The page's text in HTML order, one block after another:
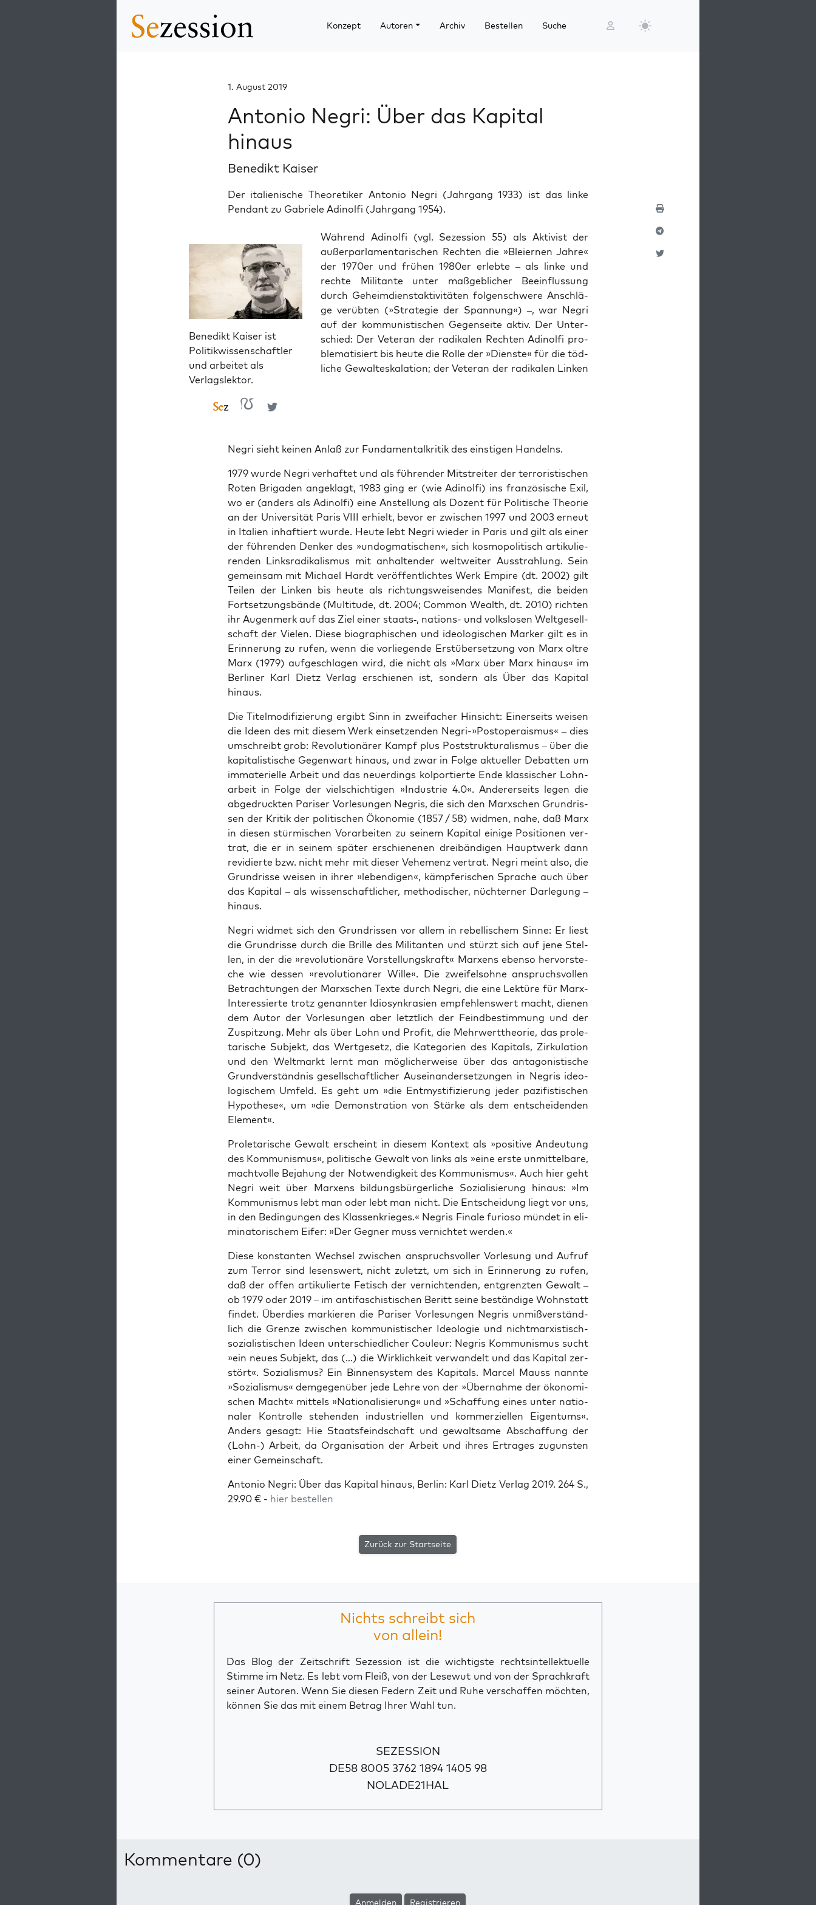
Konzept Autoren Archiv Bestellen Suche
1. August 2019
Antonio Negri: Über das Kapital
hinaus
Benedikt Kaiser
Der italienische Theoretiker Antonio Negri (Jahrgang 1933) ist das linke
Pendant zu Gabriele Adinolfi (Jahrgang 1954).
Benedikt Kaiser ist
Politikwissenschaftler
und arbeitet als
Verlagslektor.
Wäh­rend Adi­nol­fi (vgl. Sezes­si­on 55) als Akti­vist der
außer­par­la­men­ta­ri­schen Rech­ten die »Blei­er­nen Jah­re«
der 1970er und frü­hen 1980er erleb­te – als lin­ke und
rech­te Mili­tan­te unter maß­geb­li­cher Beein­flus­sung
durch Geheim­dienst­ak­ti­vi­tä­ten fol­gen­schwe­re Anschlä­
ge ver­üb­ten (»Stra­te­gie der Span­nung«) –, war Negri
auf der kom­mu­nis­ti­schen Gegen­sei­te aktiv. Der Unter­
schied: Der Vete­ran der radi­ka­len Rech­ten Adi­nol­fi pro­
ble­ma­ti­siert bis heu­te die Rol­le der »Diens­te« für die töd­
li­che Gewalt­es­ka­la­ti­on; der Vete­ran der radi­ka­len Lin­ken
Negri sieht kei­nen Anlaß zur Fun­da­men­tal­kri­tik des eins­ti­gen Handelns.
1979 wur­de Negri ver­haf­tet und als füh­ren­der Mit­strei­ter der ter­ro­ris­ti­schen
Roten Bri­ga­den ange­klagt, 1983 ging er (wie Adi­nol­fi) ins fran­zö­si­sche Exil,
wo er (anders als Adi­nol­fi) eine Anstel­lung als Dozent für Poli­ti­sche Theo­rie
an der Uni­ver­si­tät Paris VIII erhielt, bevor er zwi­schen 1997 und 2003 erneut
in Ita­li­en inhaf­tiert wur­de. Heu­te lebt Negri wie­der in Paris und gilt als einer
der füh­ren­den Den­ker des »undog­ma­ti­schen«, sich kos­mo­po­li­tisch arti­ku­lie­
ren­den Links­ra­di­ka­lis­mus mit anhal­ten­der welt­wei­ter Aus­strah­lung. Sein
gemein­sam mit Micha­el Hardt ver­öf­fent­lich­tes Werk Empire (dt. 2002) gilt
Tei­len der Lin­ken bis heu­te als rich­tungs­wei­sen­des Mani­fest, die bei­den
Fort­set­zungs­bän­de (Multi­tu­de, dt. 2004; Com­mon Wealth, dt. 2010) rich­ten
ihr Augen­merk auf das Ziel einer staats‑, nati­ons- und volks­lo­sen Welt­ge­sell­
schaft der Vie­len. Die­se bio­gra­phi­schen und ideo­lo­gi­schen Mar­ker gilt es in
Erin­ne­rung zu rufen, wenn die vor­lie­gen­de Erst­über­set­zung von Marx olt­re
Marx (1979) auf­ge­schla­gen wird, die nicht als »Marx über Marx hin­aus« im
Ber­li­ner Karl Dietz Ver­lag erschie­nen ist, son­dern als Über das Kapi­tal
hinaus.
Die Titel­mo­di­fi­zie­rung ergibt Sinn in zwei­fa­cher Hin­sicht: Einer­seits wei­sen
die Ideen des mit die­sem Werk ein­set­zen­den Negri-»Postoperaismus« – dies
umschreibt grob: Revo­lu­tio­nä­rer Kampf plus Post­struk­tu­ra­lis­mus – über die
kapi­ta­lis­ti­sche Gegen­wart hin­aus, und zwar in Fol­ge aktu­el­ler Debat­ten um
imma­te­ri­el­le Arbeit und das neu­er­dings kol­por­tier­te Ende klas­si­scher Lohn­
ar­beit in Fol­ge der viel­schich­ti­gen »Indus­trie 4.0«. Ande­rer­seits legen die
abge­druck­ten Pari­ser Vor­le­sun­gen Negris, die sich den Marx­schen Grund­ris­
sen der Kri­tik der poli­ti­schen Öko­no­mie (1857 / 58) wid­men, nahe, daß Marx
in die­sen stür­mi­schen Vor­ar­bei­ten zu sei­nem Kapi­tal eini­ge Posi­tio­nen ver­
trat, die er in sei­nem spä­ter erschie­ne­nen drei­bän­di­gen Haupt­werk dann
revi­dier­te bzw. nicht mehr mit die­ser Vehe­menz ver­trat. Negri meint also, die
Grund­ris­se wei­sen in ihrer »leben­di­gen«, kämp­fe­ri­schen Spra­che auch über
das Kapi­tal – als wis­sen­schaft­li­cher, metho­di­scher, nüch­ter­ner Dar­le­gung –
hinaus.
Negri wid­met sich den Grund­ris­sen vor allem in rebel­li­schem Sin­ne: Er liest
die Grund­ris­se durch die Bril­le des Mili­tan­ten und stürzt sich auf jene Stel­
len, in der die »revo­lu­tio­nä­re Vor­stel­lungs­kraft« Mar­xens eben­so her­vor­ste­
che wie des­sen »revo­lu­tio­nä­rer Wil­le«. Die zwei­fels­oh­ne anspruchs­vol­len
Betrach­tun­gen der Marx­schen Tex­te durch Negri, die eine Lek­tü­re für Marx-
Inter­es­sier­te trotz genann­ter Idio­syn­kra­si­en emp­feh­lens­wert macht, die­nen
dem Autor der Vor­le­sun­gen aber letzt­lich der Feind­be­stim­mung und der
Zuspit­zung. Mehr als über Lohn und Pro­fit, die Mehr­wert­theo­rie, das pro­le­
ta­ri­sche Sub­jekt, das Wert­ge­setz, die Kate­go­rien des Kapi­tals, Zir­ku­la­ti­on
und den Welt­markt lernt man mög­li­cher­wei­se über das ant­ago­nis­ti­sche
Grund­ver­ständ­nis gesell­schaft­li­cher Aus­ein­an­der­set­zun­gen in Negris ideo­
lo­gi­schem Umfeld. Es geht um »die Ent­mys­ti­fi­zie­rung jeder pazi­fis­ti­schen
Hypo­the­se«, um »die Demons­tra­ti­on von Stär­ke als dem ent­schei­den­den
Element«.
Pro­le­ta­ri­sche Gewalt erscheint in die­sem Kon­text als »posi­ti­ve Andeu­tung
des Kom­mu­nis­mus«, poli­ti­sche Gewalt von links als »eine ers­te unmit­tel­ba­re,
macht­vol­le Beja­hung der Not­wen­dig­keit des Kom­mu­nis­mus«. Auch hier geht
Negri weit über Mar­xens bil­dungs­bür­ger­li­che Sozia­li­sie­rung hin­aus: »Im
Kom­mu­nis­mus lebt man oder lebt man nicht. Die Ent­schei­dung liegt vor uns,
in den Bedin­gun­gen des Klas­sen­krie­ges.« Negris Fina­le furio­so mün­det in eli­
mi­na­to­ri­schem Eifer: »Der Geg­ner muss ver­nich­tet werden.«
Die­se kon­stan­ten Wech­sel zwi­schen anspruchs­vol­ler Vor­le­sung und Auf­ruf
zum Ter­ror sind lesens­wert, nicht zuletzt, um sich in Erin­ne­rung zu rufen,
daß der offen arti­ku­lier­te Fetisch der ver­nich­ten­den, ent­grenz­ten Gewalt –
ob 1979 oder 2019 – im anti­fa­schis­ti­schen Beritt sei­ne bestän­di­ge Wohn­statt
fin­det. Über­dies mar­kie­ren die Pari­ser Vor­le­sun­gen Negris unmiß­ver­ständ­
lich die Gren­ze zwi­schen kom­mu­nis­ti­scher Ideo­lo­gie und nicht­mar­xis­tisch-
sozia­lis­ti­schen Ideen unter­schied­li­cher Cou­leur: Negris Kom­mu­nis­mus sucht
»ein neu­es Sub­jekt, das (…) die Wirk­lich­keit ver­wan­delt und das Kapi­tal zer­
stört«. Sozia­lis­mus? Ein Bin­nen­sys­tem des Kapi­tals. Mar­cel Mauss nann­te
»Sozia­lis­mus« dem­ge­gen­über jede Leh­re von der »Über­nah­me der öko­no­mi­
schen Macht« mit­tels »Natio­na­li­sie­rung« und »Schaf­fung eines unter natio­
na­ler Kon­trol­le ste­hen­den indus­tri­el­len und kom­mer­zi­el­len Eigen­tums«.
Anders gesagt: Hie Staats­feind­schaft und gewalt­sa­me Abschaf­fung der
(Lohn-) Arbeit, da Orga­ni­sa­ti­on der Arbeit und ihres Ertra­ges zuguns­ten
einer Gemeinschaft.
Anto­nio Negri: Über das Kapi­tal hin­aus, Ber­lin: Karl Dietz Ver­lag 2019. 264 S.,
29.90 € - hier bestellen
Zurück zur Startseite
Nichts schreibt sich
von allein!
Das Blog der Zeitschrift Sezession ist die wichtigste rechtsintellektuelle
Stimme im Netz. Es lebt vom Fleiß, von der Lesewut und von der Sprachkraft
seiner Autoren. Wenn Sie diesen Federn Zeit und Ruhe verschaffen möchten,
können Sie das mit einem Betrag Ihrer Wahl tun.
SEZESSION
DE58 8005 3762 1894 1405 98
NOLADE21HAL
Kommentare (0)
Anmelden Registrieren